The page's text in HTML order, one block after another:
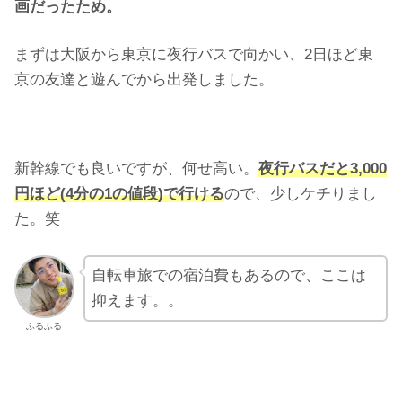
画だったため。
まずは大阪から東京に夜行バスで向かい、2日ほど東
京の友達と遊んでから出発しました。
新幹線でも良いですが、何せ高い。 夜行バスだと3,000
円ほど(4分の1の値段)で行けるので、少しケチりまし
た。笑
ふるふる
自転車旅での宿泊費もあるので、ここは
抑えます。。